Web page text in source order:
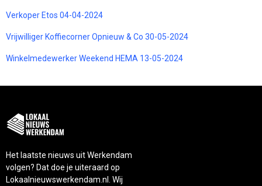
Verkoper Etos 04-04-2024
Vrijwilliger Koffiecorner Opnieuw & Co 30-05-2024
Winkelmedewerker Weekend HEMA 13-05-2024
Het laatste nieuws uit Werkendam
volgen? Dat doe je uiteraard op
Lokaalnieuwswerkendam.nl. Wij